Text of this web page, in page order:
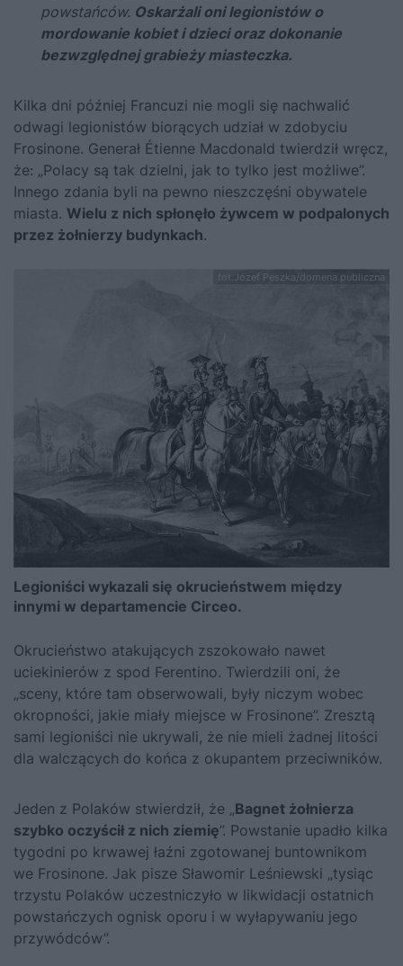
powstańców. Oskarżali oni legionistów o
mordowanie kobiet i dzieci oraz dokonanie
bezwzględnej grabieży miasteczka.
Kilka dni później Francuzi nie mogli się nachwalić
odwagi legionistów biorących udział w zdobyciu
Frosinone. Generał Étienne Macdonald twierdził wręcz,
że: „Polacy są tak dzielni, jak to tylko jest możliwe”.
Innego zdania byli na pewno nieszczęśni obywatele
miasta. Wielu z nich spłonęło żywcem w podpalonych
przez żołnierzy budynkach.
fot.Józef Peszka/domena publiczna
Legioniści wykazali się okrucieństwem między
innymi w departamencie Circeo.
Okrucieństwo atakujących zszokowało nawet
uciekinierów z spod Ferentino. Twierdzili oni, że
„sceny, które tam obserwowali, były niczym wobec
okropności, jakie miały miejsce w Frosinone”. Zresztą
sami legioniści nie ukrywali, że nie mieli żadnej litości
dla walczących do końca z okupantem przeciwników.
Jeden z Polaków stwierdził, że „Bagnet żołnierza
szybko oczyścił z nich ziemię”. Powstanie upadło kilka
tygodni po krwawej łaźni zgotowanej buntownikom
we Frosinone. Jak pisze Sławomir Leśniewski „tysiąc
trzystu Polaków uczestniczyło w likwidacji ostatnich
powstańczych ognisk oporu i w wyłapywaniu jego
przywódców”.